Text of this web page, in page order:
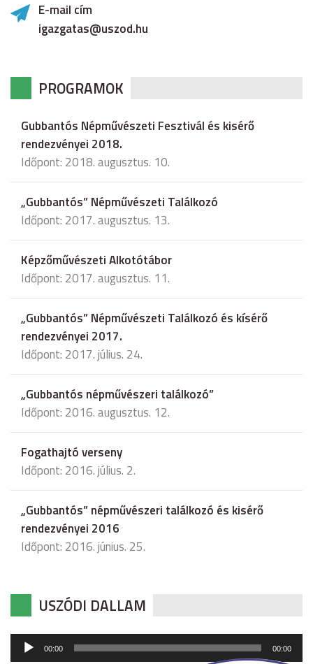
E-mail cím
igazgatas@uszod.hu
PROGRAMOK
Gubbantós Népművészeti Fesztivál és kisérő
rendezvényei 2018.
Időpont: 2018. augusztus. 10.
„Gubbantós” Népművészeti Találkozó
Időpont: 2017. augusztus. 13.
Képzőművészeti Alkotótábor
Időpont: 2017. augusztus. 11.
„Gubbantós” Népművészeti Találkozó és kísérő
rendezvényei 2017.
Időpont: 2017. július. 24.
„Gubbantós népművészeri találkozó”
Időpont: 2016. augusztus. 12.
Fogathajtó verseny
Időpont: 2016. július. 2.
„Gubbantós” népművészeri találkozó és kisérő
rendezvényei 2016
Időpont: 2016. június. 25.
USZÓDI DALLAM
Audió
00:00 00:00